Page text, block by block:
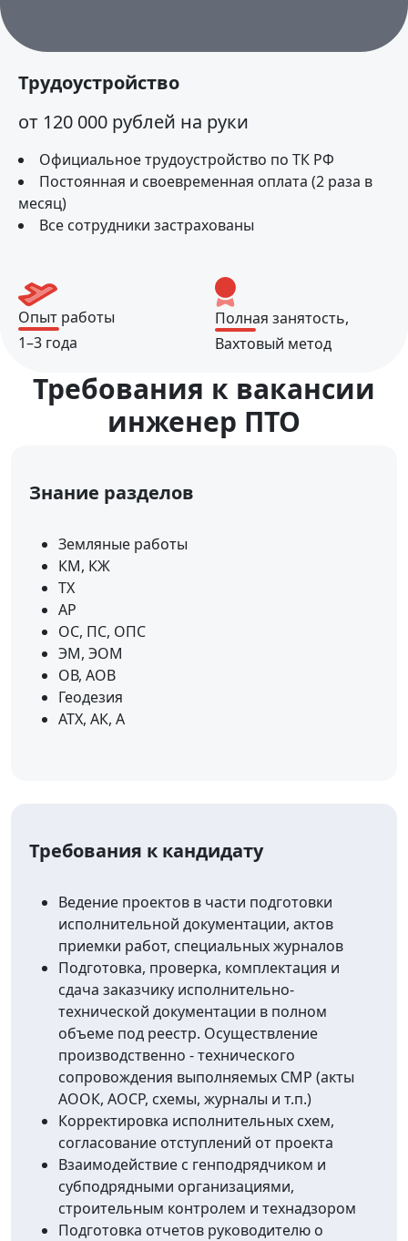
Трудоустройство
от 120 000 рублей на руки
Официальное трудоустройство по ТК РФ
Постоянная и своевременная оплата (2 раза в
месяц)
Все сотрудники застрахованы
Опыт работы
1–3 года
Полная занятость,
Вахтовый метод
Требования к вакансии
инженер ПТО
Знание разделов
Земляные работы
КМ, КЖ
ТХ
АР
ОС, ПС, ОПС
ЭМ, ЭОМ
ОВ, АОВ
Геодезия
АТХ, АК, А
Требования к кандидату
Ведение проектов в части подготовки
исполнительной документации, актов
приемки работ, специальных журналов
Подготовка, проверка, комплектация и
сдача заказчику исполнительно-
технической документации в полном
объеме под реестр. Осуществление
производственно - технического
сопровождения выполняемых СМР (акты
АООК, АОСР, схемы, журналы и т.п.)
Корректировка исполнительных схем,
согласование отступлений от проекта
Взаимодействие с генподрядчиком и
субподрядными организациями,
строительным контролем и технадзором
Подготовка отчетов руководителю о